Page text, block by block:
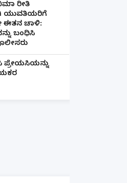
ರೀತಿ
ಯುವತಿಯರಿಗೆ
ಈತನ ಚಾಳಿ:
ಬಂಧಿಸಿ